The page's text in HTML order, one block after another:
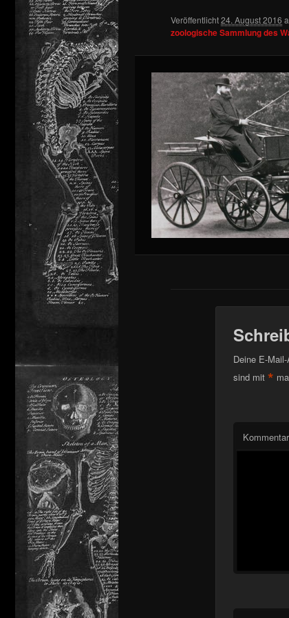
springen
Veröffentlicht24. August 2016
zoologische Sammlung des
Deine E-
sind mit *
Kommentar